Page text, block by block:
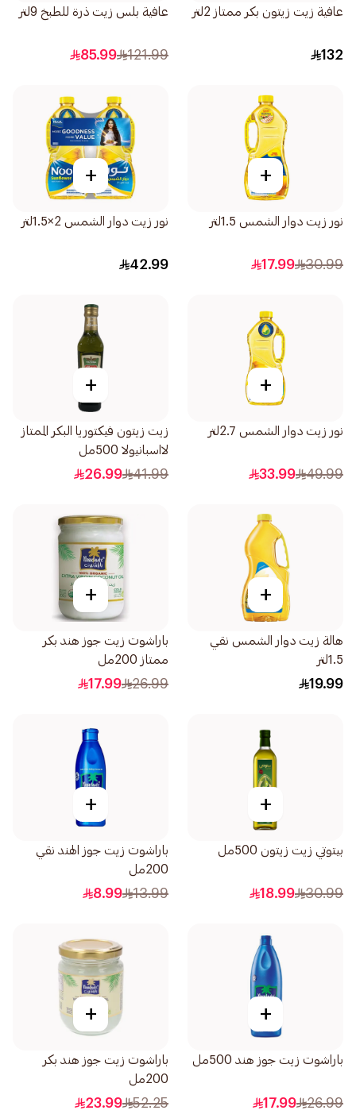
عافية زيت زيتون بكر ممتاز 2لتر
132
عافية بلس زيت ذرة للطبخ 9لتر
121.99
85.99
+
نور زيت دوار الشمس 1.5لتر
30.99
17.99
+
نور زيت دوار الشمس 2×1.5لتر
42.99
+
نور زيت دوار الشمس 2.7لتر
49.99
33.99
+
زيت زيتون فيكتوريا البكر الممتاز
لااسبانيولا 500مل
41.99
26.99
+
هالة زيت دوار الشمس نقي
1.5لتر
19.99
+
باراشوت زيت جوز هند بكر
ممتاز 200مل
26.99
17.99
+
بيتوتي زيت زيتون 500مل
30.99
18.99
+
باراشوت زيت جوز الهند نقي
200مل
13.99
8.99
+
باراشوت زيت جوز هند 500مل
26.99
17.99
+
باراشوت زيت جوز هند بكر
200مل
52.25
23.99